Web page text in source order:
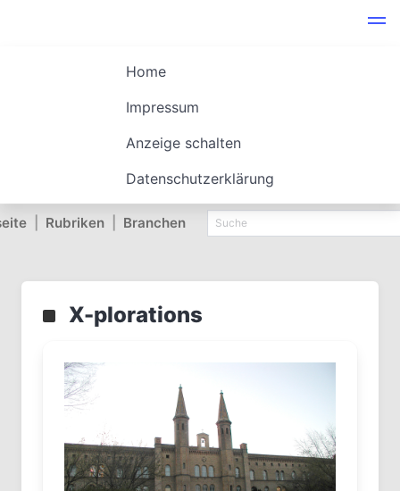
Home
Impressum
Anzeige schalten
Datenschutzerklärung
Rubriken Branchen
X-plorations